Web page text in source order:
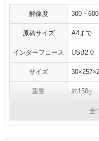
解像度 300・
原稿サイズ A4まで
インターフェース USB2.0
サイズ
重量 約150g
全